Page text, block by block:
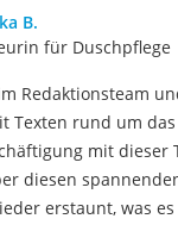
die richtigen
sich in Inhaltsstoffe
hineinzudenken
Als
im Sport und
ihrer
und Spiritualität.
Vergleich
B.
für Duschpflege
Redaktionsteam
Texten rund um
mit dieser
diesen
erstaunt, was